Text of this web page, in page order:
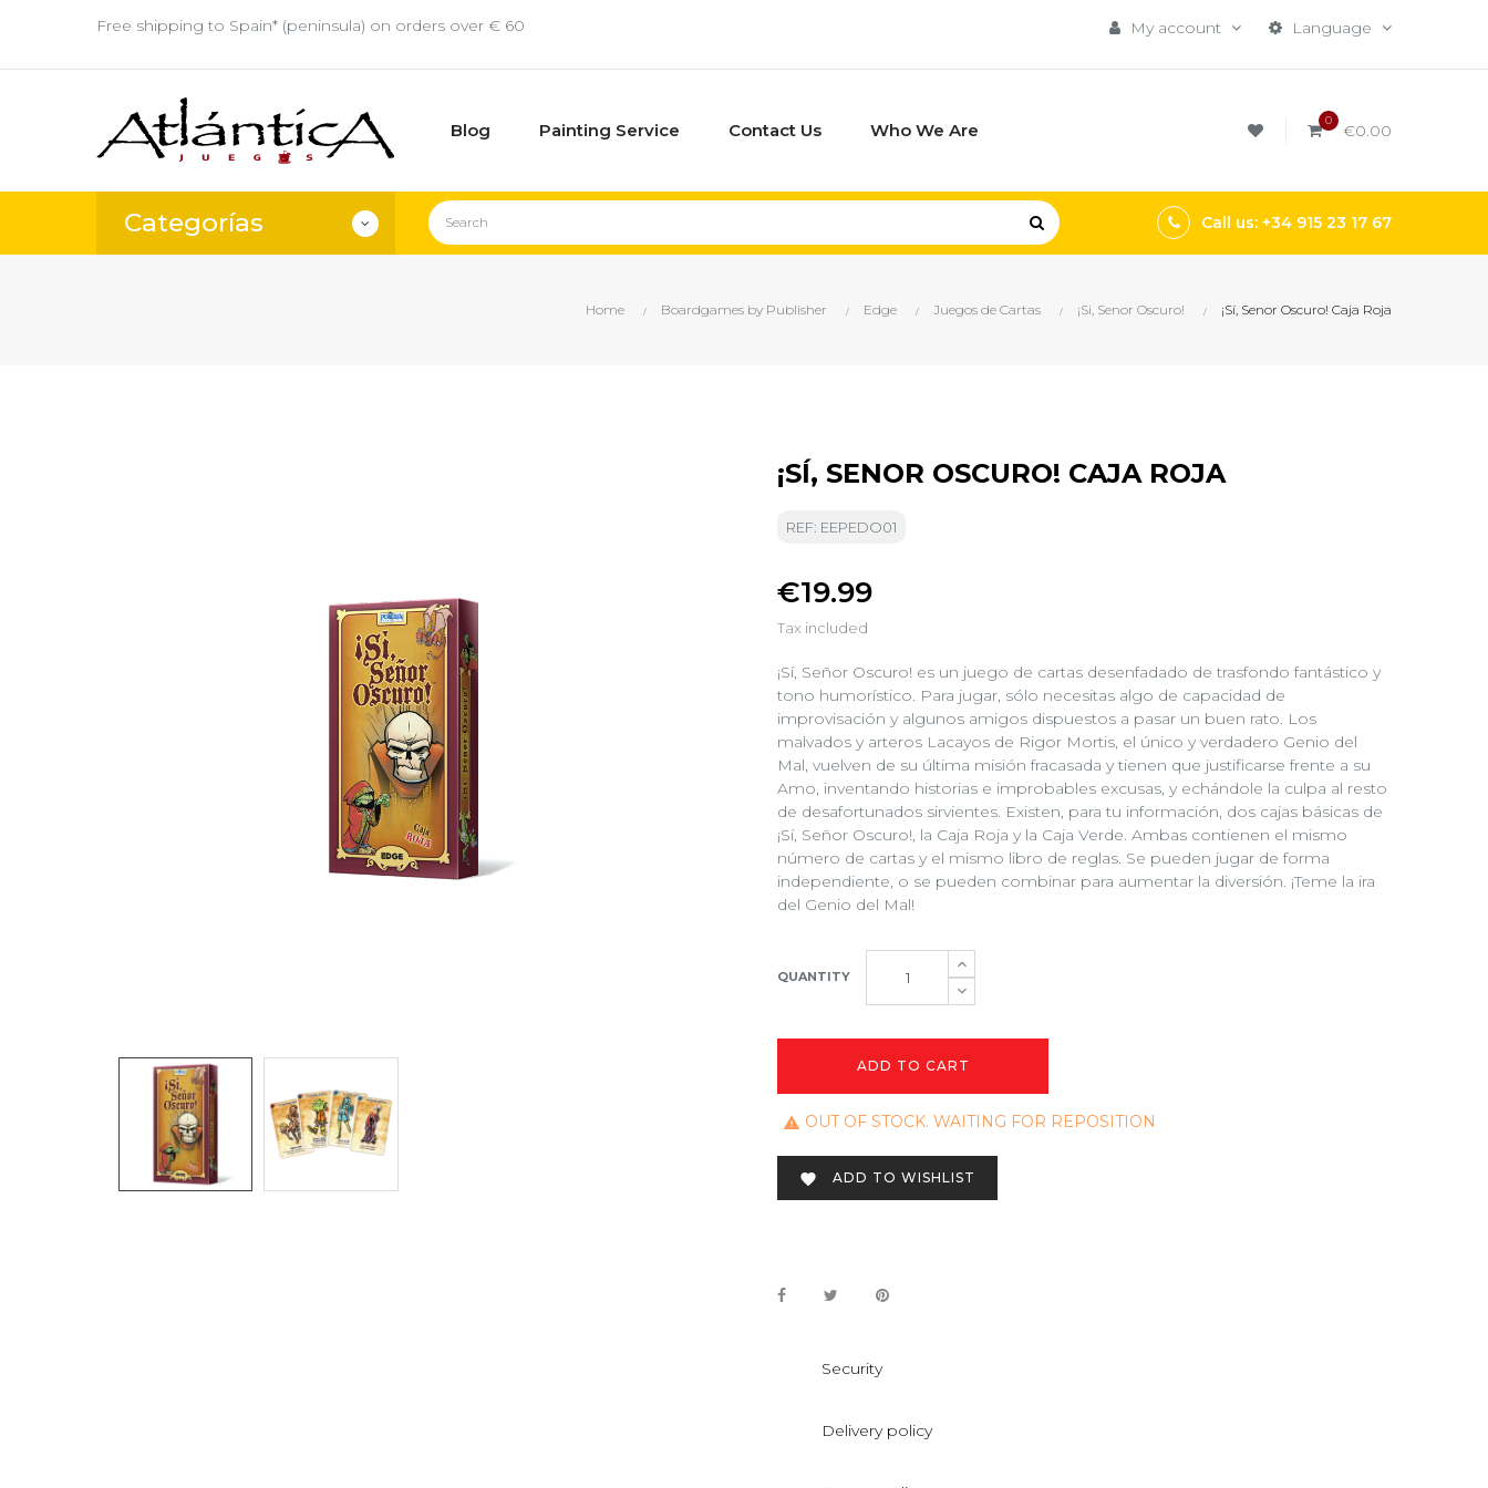
Free shipping to Spain* (peninsula) on orders over € 60 Language
My account
Blog Painting Service Contact Us Who We Are 0 €0.00
Categorías Call us: +34 915 23 17 67
Home Boardgames by Publisher Edge Juegos de Cartas ¡Si, Senor Oscuro! ¡Sí, Senor Oscuro! Caja Roja
¡SÍ, SENOR OSCURO! CAJA ROJA
REF: EEPEDO01
€19.99
Tax included
¡Sí, Señor Oscuro! es un juego de cartas desenfadado de trasfondo fantástico y
tono humorístico. Para jugar, sólo necesitas algo de capacidad de
improvisación y algunos amigos dispuestos a pasar un buen rato. Los
malvados y arteros Lacayos de Rigor Mortis, el único y verdadero Genio del
Mal, vuelven de su última misión fracasada y tienen que justificarse frente a su
Amo, inventando historias e improbables excusas, y echándole la culpa al resto
de desafortunados sirvientes. Existen, para tu información, dos cajas básicas de
¡Sí, Señor Oscuro!, la Caja Roja y la Caja Verde. Ambas contienen el mismo
número de cartas y el mismo libro de reglas. Se pueden jugar de forma
independiente, o se pueden combinar para aumentar la diversión. ¡Teme la ira
del Genio del Mal!
QUANTITY
ADD TO CART
 OUT OF STOCK. WAITING FOR REPOSITION
 ADD TO WISHLIST
Security
Delivery policy